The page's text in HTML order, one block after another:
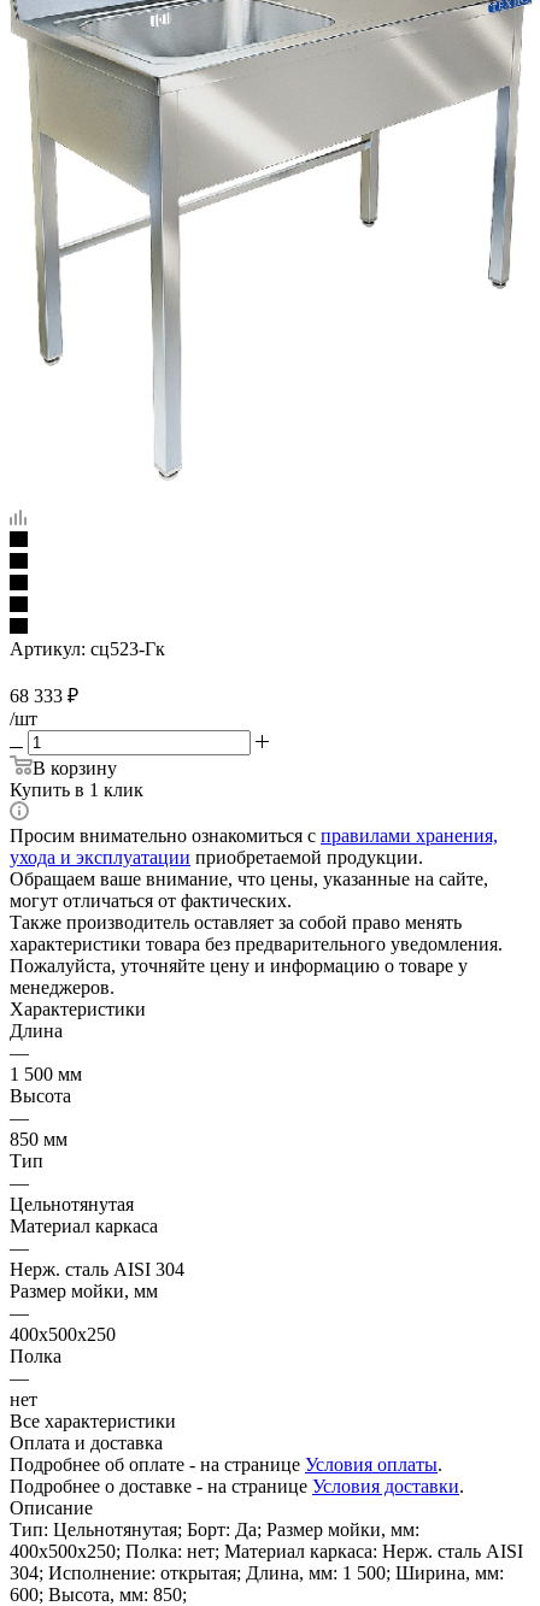
Артикул: сц523-Гк
68 333 ₽
/шт
В корзину
Купить в 1 клик
Просим внимательно ознакомиться с правилами хранения,
ухода и эксплуатации приобретаемой продукции.
Обращаем ваше внимание, что цены, указанные на сайте,
могут отличаться от фактических.
Также производитель оставляет за собой право менять
характеристики товара без предварительного уведомления.
Пожалуйста, уточняйте цену и информацию о товаре у
менеджеров.
Характеристики
Длина
—
1 500 мм
Высота
—
850 мм
Тип
—
Цельнотянутая
Материал каркаса
—
Нерж. сталь AISI 304
Размер мойки, мм
—
400х500х250
Полка
—
нет
Все характеристики
Оплата и доставка
Подробнее об оплате - на странице Условия оплаты.
Подробнее о доставке - на странице Условия доставки.
Описание
Тип: Цельнотянутая; Борт: Да; Размер мойки, мм:
400х500х250; Полка: нет; Материал каркаса: Нерж. сталь AISI
304; Исполнение: открытая; Длина, мм: 1 500; Ширина, мм:
600; Высота, мм: 850;